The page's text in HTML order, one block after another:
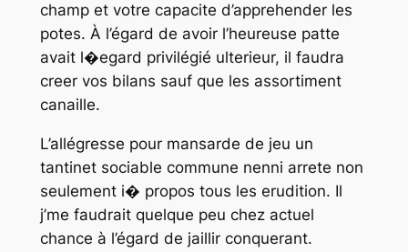
champ et votre capacite d’apprehender les
potes. À l’égard de avoir l’heureuse patte
avait l�egard privilégié ulterieur, il faudra
creer vos bilans sauf que les assortiment
canaille.
L’allégresse pour mansarde de jeu un
tantinet sociable commune nenni arrete non
seulement i� propos tous les erudition. Il
j’me faudrait quelque peu chez actuel
chance à l’égard de jaillir conquerant.